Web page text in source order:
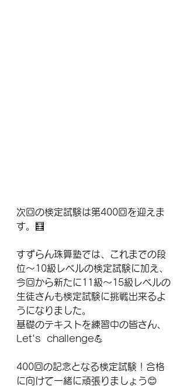
次回の検定試験は第400回を迎えま
す。🧮
すずらん珠算塾では、これまでの段
位〜10級レベルの検定試験に加え、
今回から新たに11級〜15級レベルの
生徒さんも検定試験に挑戦出来るよ
うになりました。
基礎のテキストを練習中の皆さん、
Let's  challenge💪
400回の記念となる検定試験！合格
に向けて一緒に頑張りましょう😊